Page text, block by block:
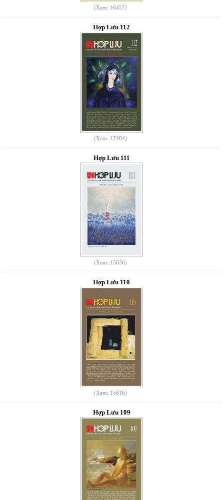
(Xem: 16457)
Hợp Lưu 112
(Xem: 17404)
Hợp Lưu 111
(Xem: 15836)
Hợp Lưu 110
(Xem: 15616)
Hợp Lưu 109